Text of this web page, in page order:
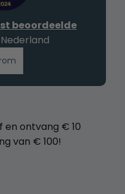
en ontvang € 10
van € 100!
beoordeelde